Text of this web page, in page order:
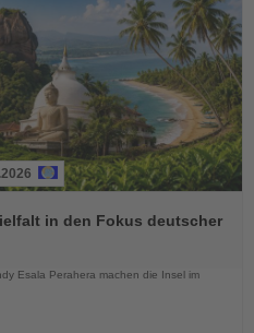
in den Fokus deutscher
Esala Perahera machen die Insel im